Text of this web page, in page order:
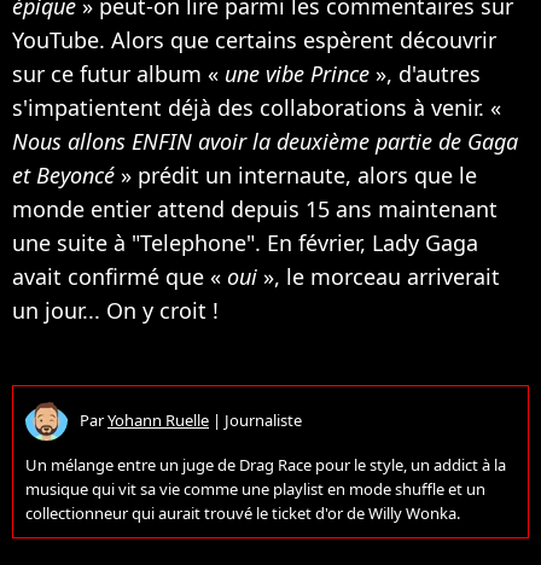
épique » peut-on lire parmi les commentaires sur
YouTube. Alors que certains espèrent découvrir
sur ce futur album « une vibe Prince », d'autres
s'impatientent déjà des collaborations à venir. «
Nous allons ENFIN avoir la deuxième partie de Gaga
et Beyoncé » prédit un internaute, alors que le
monde entier attend depuis 15 ans maintenant
une suite à "Telephone". En février, Lady Gaga
avait confirmé que « oui », le morceau arriverait
un jour... On y croit !
ParYohann Ruelle | Journaliste
Un mélange entre un juge de Drag Race pour le style, un addict à la
musique qui vit sa vie comme une playlist en mode shuffle et un
collectionneur qui aurait trouvé le ticket d'or de Willy Wonka.